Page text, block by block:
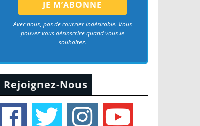
Avec nous, pas de courrier indésirable. Vous
pouvez vous désinscrire quand vous le
souhaitez.
Rejoignez-Nous